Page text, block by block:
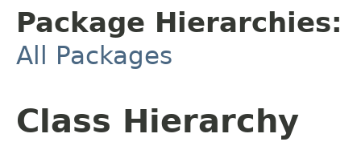
Package Hierarchies:
All Packages
Class Hierarchy